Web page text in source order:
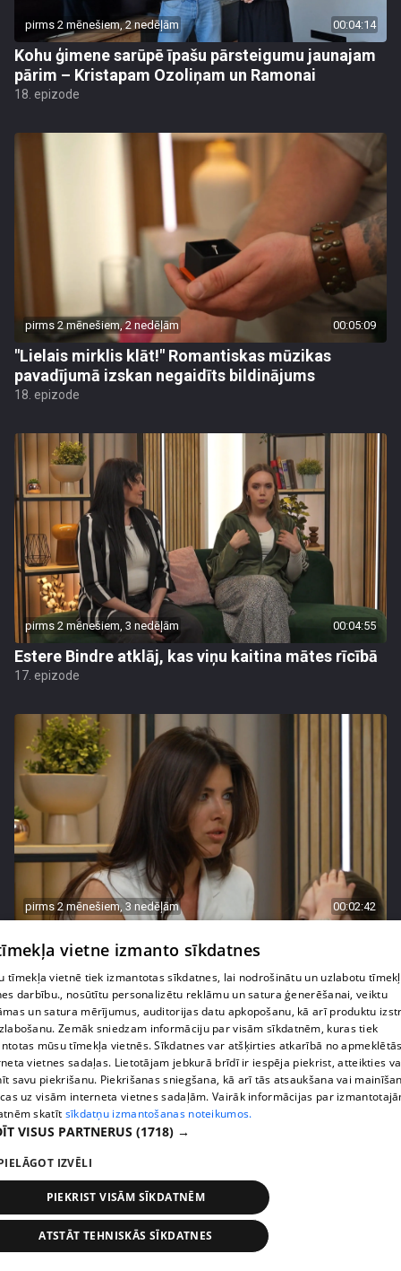
pirms 2 mēnešiem, 2 nedēļām 00:04:14
Kohu ģimene sarūpē īpašu pārsteigumu jaunajam
pārim – Kristapam Ozoliņam un Ramonai
18. epizode
pirms 2 mēnešiem, 2 nedēļām 00:05:09
"Lielais mirklis klāt!" Romantiskas mūzikas
pavadījumā izskan negaidīts bildinājums
18. epizode
pirms 2 mēnešiem, 3 nedēļām 00:04:55
Estere Bindre atklāj, kas viņu kaitina mātes rīcībā
17. epizode
pirms 2 mēnešiem, 3 nedēļām 00:02:42
etiķeti starp paaudzēm
17. epizode
Žanna Dubska atklāti par slēpto sāncensību mātes
un meitas attiecībās
vietne izmanto sīkdatnes
tīmekļa vietnē tiek izmantotas sīkdatnes, lai nodrošinātu un uzlabotu
darbību., nosūtītu personalizētu reklāmu un satura ģenerēšanai, veiktu
un satura mērījumus, auditorijas datu apkopošanu, kā arī produktu
Zemāk sniedzam informāciju par visām sīkdatnēm, kuras tiek
mūsu tīmekļa vietnēs. Sīkdatnes var atšķirties atkarībā no
vietnes sadaļas. Lietotājam jebkurā brīdī ir iespēja piekrist, atteikties
savu piekrišanu. Piekrišanas sniegšana, kā arī tās atsaukšana vai
uz visām interneta vietnes sadaļām. Vairāk informācijas par
skatīt sīkdatņu izmantošanas noteikumos.
VISUS PARTNERUS (1718) →
IZVĒLI
PIEKRIST VISĀM SĪKDATNĒM
ATSTĀT TEHNISKĀS SĪKDATNES